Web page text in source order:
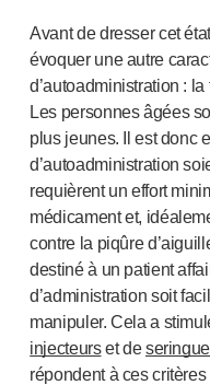
Avant de dresser cet
évoquer une autre
d’autoadministration :
Les personnes âgées
plus jeunes. Il est donc
d’autoadministration
requièrent un effort
médicament et,
contre la piqûre
destiné à un patient
d’administration soit
manipuler. Cela a
injecteurset de
répondent à ces